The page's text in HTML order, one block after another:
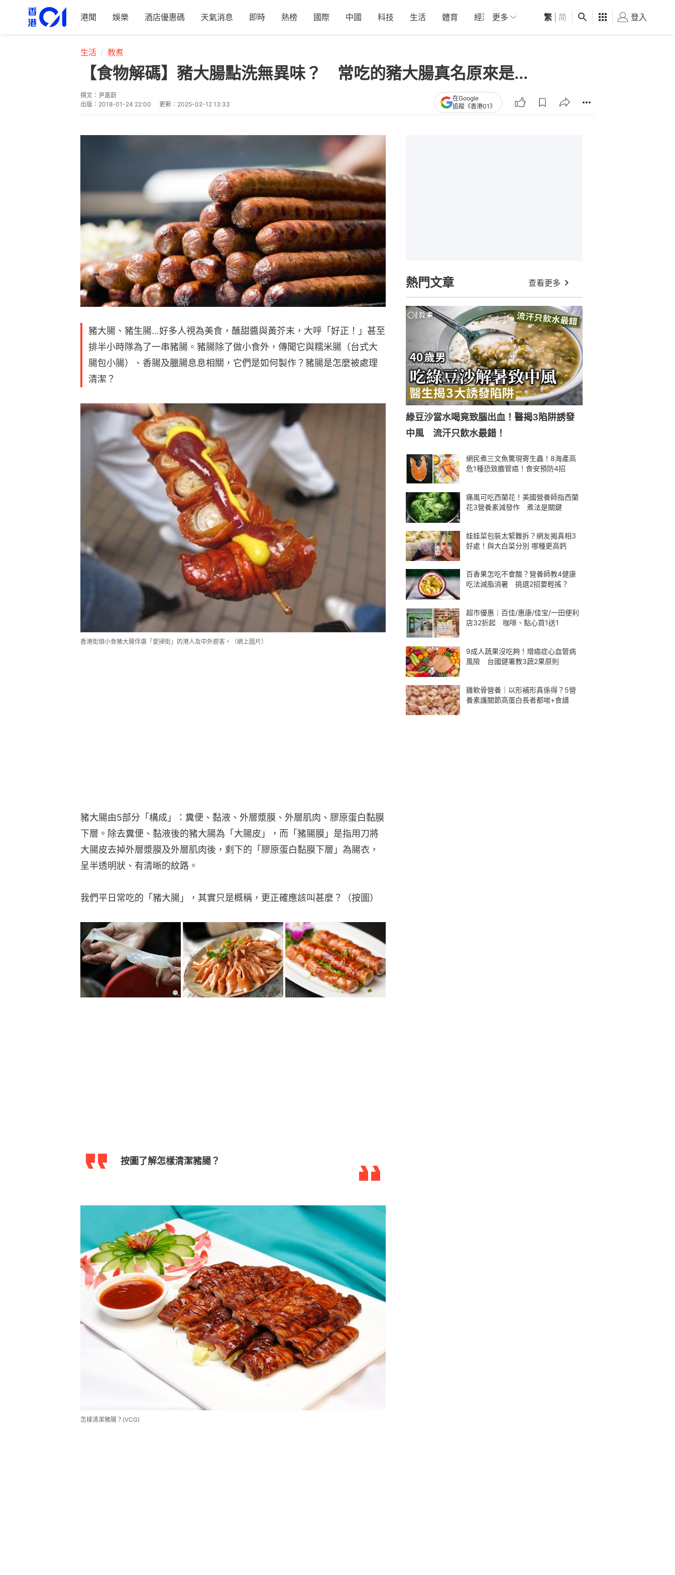
港聞 娛樂 酒店優惠碼 天氣消息 即時 熱榜 國際 中國 科技 生活 體育 經濟 01深圳 觀點 健康 好食玩飛
更多 繁 简 登入
生活 教煮
【食物解碼】豬大腸點洗無異味？ 常吃的豬大腸真名原來是...
撰文： 尹嘉蔚
出版： 2018-01-24 22:00 更新： 2025-02-12 13:33
在Google
追蹤《香港01》
豬大腸、豬生腸…好多人視為美食，蘸甜醬與黃芥末，大呼「好正！」甚至
排半小時隊為了一串豬腸。豬腸除了做小食外，傳聞它與糯米腸（台式大
腸包小腸）、香腸及臘腸息息相關，它們是如何製作？豬腸是怎麼被處理
清潔？
香港街頭小食豬大腸俘虜「愛掃街」的港人及中外遊客。（網上圖片）
豬大腸由5部分「構成」：糞便、黏液、外層漿膜、外層肌肉、膠原蛋白黏膜
下層。除去糞便、黏液後的豬大腸為「大腸皮」，而「豬腸膜」是指用刀將
大腸皮去掉外層漿膜及外層肌肉後，剩下的「膠原蛋白黏膜下層」為腸衣，
呈半透明狀、有清晰的紋路。
我們平日常吃的「豬大腸」，其實只是概稱，更正確應該叫甚麼？（按圖）
按圖了解怎樣清潔豬腸？
怎樣清潔豬腸？(VCG)
熱門文章 查看更多
綠豆沙當水喝竟致腦出血！醫揭3陷阱誘發
中風 流汗只飲水最錯！
網民煮三文魚驚現寄生蟲！8海產高
危1種恐致膽管癌！食安預防4招
痛風可吃西蘭花！美國營養師指西蘭
花3營養素減發作 煮法是關鍵
娃娃菜包裝太緊難拆？網友揭真相3
好處！與大白菜分別 哪種更高鈣
百香果怎吃不會酸？營養師教4健康
吃法減脂消暑 挑選2招要輕搖？
超市優惠｜百佳/惠康/佳宝/一田便利
店32折起 咖啡、點心買1送1
9成人蔬果沒吃夠！增癌症心血管病
風險 台國健署教3蔬2果原則
雞軟骨營養｜以形補形真係得？5營
養素護關節高蛋白長者都啱+食譜